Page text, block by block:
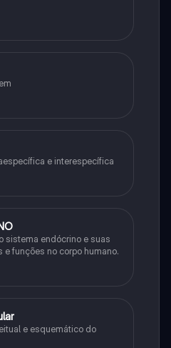
e interespecífica
sistema endócrino e suas
funções no corpo humano.
e esquemático do